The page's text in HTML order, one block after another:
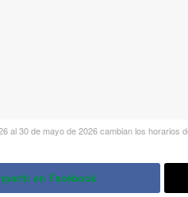
al 30 de mayo de 2026 cambian los horarios
en Facebook